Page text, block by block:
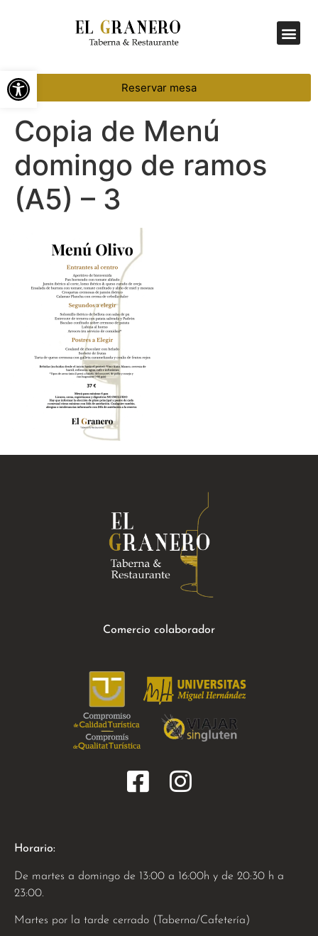
Abrir barra de herramientasReservar mesa
Copia de Menú
domingo de ramos
(A5) – 3
Comercio colaborador
Horario:
De martes a domingo de 13:00 a 16:00h y de 20:30 h a
23:00.
Martes por la tarde cerrado (Taberna/Cafetería)